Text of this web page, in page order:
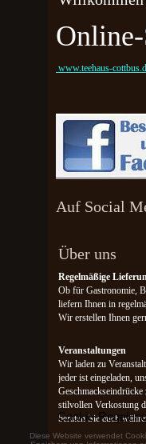
www.teehaus-
Auf Social
Über uns
Regelmäßige
Ob für Gastronomie,
liefern Ihnen in
Wir erstellen Ihnen
Veranstaltungen
Wir laden zu
jeder ist eingeladen,
stilvollen Verkostung
beraten Sie auch
Cookie-
Diese Website verwendet